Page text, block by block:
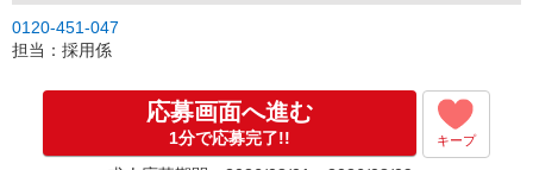
0120-451-047
担当：採用係
応募画面へ進む
1分で応募完了!! キープ